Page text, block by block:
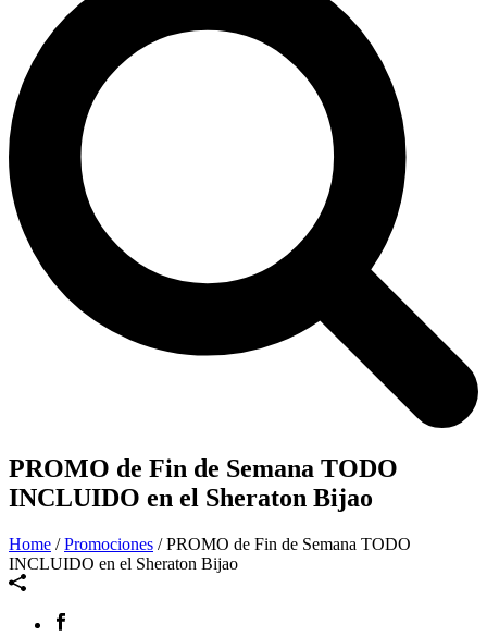
PROMO de Fin de Semana TODO
INCLUIDO en el Sheraton Bijao
Home /Promociones / PROMO de Fin de Semana TODO
INCLUIDO en el Sheraton Bijao